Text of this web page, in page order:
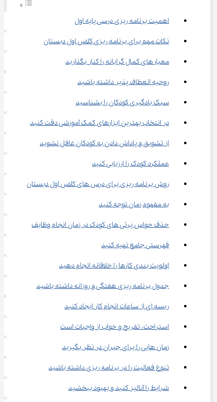
اهمیت برنامه ریزی درسی پایه اول
نکات مهم برای برنامه ریزی کلاس اول دبستان
معیار‌های کمال گرایانه را کنار بگذارید
روحیه انعطاف پذیر داشته باشید
سبک یادگیری کودکان را بشناسید
در انتخاب بهترین ابزارهای کمک آموزشی دقت کنید
از تشویق و پاداش دادن به کودکان غافل نشوید
عملکرد کودک را ارزیابی کنید
روش برنامه ریزی برای درس های کلاس اول دبستان
به مفهوم زمان توجه کنید
حذف حواس پرتی های کودک در زمان انجام وظایف
فهرستی جامع تهیه کنید
اولویت بندی کارها را خلاقانه انجام دهید
جدول برنامه ریزی هفتگی و روزانه داشته باشید
ریسه ای از ساعات انجام کار ایجاد کنید
استراحت، تفریح و خواب از واجبات است
زمان هایی را برای جبران در نظر بگیرید
تنوع فعالیت را در برنامه ریزی داشته باشید
شرایط را آنالیز کنید و بهبود ببخشید